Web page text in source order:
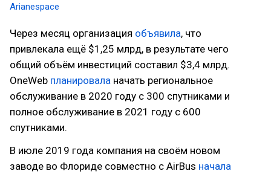
Arianespace
Через месяц организация объявила, что
привлекала ещё $1,25 млрд, в результате чего
общий объём инвестиций составил $3,4 млрд.
OneWeb планировала начать региональное
обслуживание в 2020 году с 300 спутниками и
полное обслуживание в 2021 году с 600
спутниками.
В июле 2019 года компания на своём новом
заводе во Флориде совместно с AirBus начала